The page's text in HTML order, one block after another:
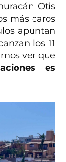
Otis
más caros
apuntan
los 11
ver que
es